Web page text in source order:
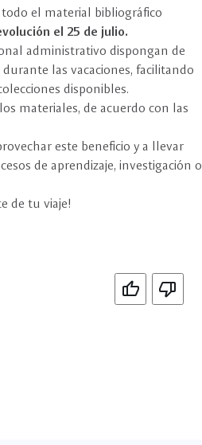
el material bibliográfico
el 25 de julio.
administrativo dispongan de
las vacaciones, facilitando
disponibles.
materiales, de acuerdo con las
este beneficio y a llevar
de aprendizaje, investigación o
de tu viaje!
Si No